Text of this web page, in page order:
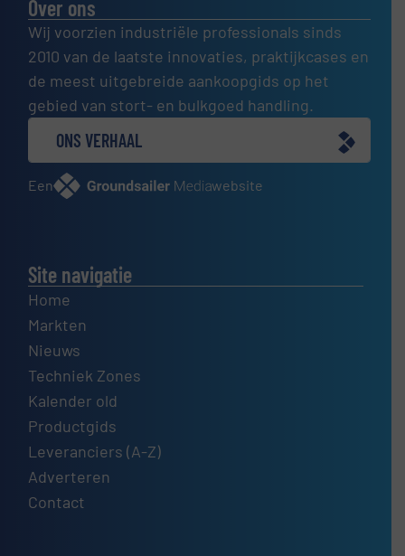
Over ons
Wij voorzien industriële professionals sinds
2010 van de laatste innovaties, praktijkcases en
de meest uitgebreide aankoopgids op het
gebied van stort- en bulkgoed handling.
ONS VERHAAL
Een website
Site navigatie
Home
Markten
Nieuws
Techniek Zones
Kalender old
Productgids
Leveranciers (A-Z)
Adverteren
Contact